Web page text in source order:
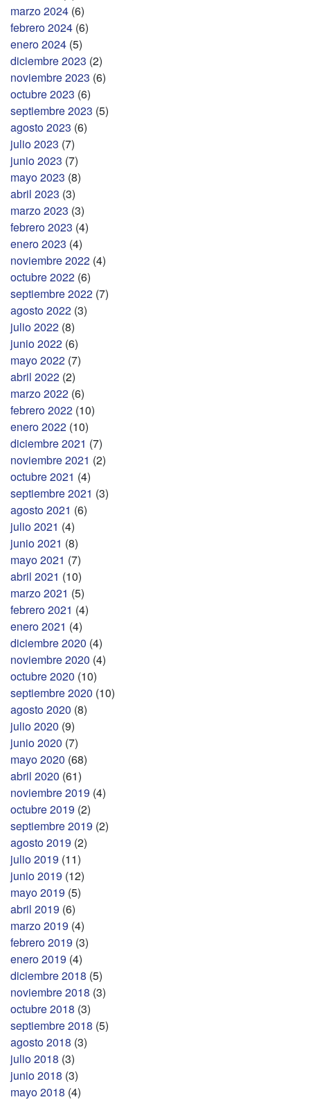
marzo 2024 (6)
febrero 2024 (6)
enero 2024 (5)
diciembre 2023 (2)
noviembre 2023 (6)
octubre 2023 (6)
septiembre 2023 (5)
agosto 2023 (6)
julio 2023 (7)
junio 2023 (7)
mayo 2023 (8)
abril 2023 (3)
marzo 2023 (3)
febrero 2023 (4)
enero 2023 (4)
noviembre 2022 (4)
octubre 2022 (6)
septiembre 2022 (7)
agosto 2022 (3)
julio 2022 (8)
junio 2022 (6)
mayo 2022 (7)
abril 2022 (2)
marzo 2022 (6)
febrero 2022 (10)
enero 2022 (10)
diciembre 2021 (7)
noviembre 2021 (2)
octubre 2021 (4)
septiembre 2021 (3)
agosto 2021 (6)
julio 2021 (4)
junio 2021 (8)
mayo 2021 (7)
abril 2021 (10)
marzo 2021 (5)
febrero 2021 (4)
enero 2021 (4)
diciembre 2020 (4)
noviembre 2020 (4)
octubre 2020 (10)
septiembre 2020 (10)
agosto 2020 (8)
julio 2020 (9)
junio 2020 (7)
mayo 2020 (68)
abril 2020 (61)
noviembre 2019 (4)
octubre 2019 (2)
septiembre 2019 (2)
agosto 2019 (2)
julio 2019 (11)
junio 2019 (12)
mayo 2019 (5)
abril 2019 (6)
marzo 2019 (4)
febrero 2019 (3)
enero 2019 (4)
diciembre 2018 (5)
noviembre 2018 (3)
octubre 2018 (3)
septiembre 2018 (5)
agosto 2018 (3)
julio 2018 (3)
junio 2018 (3)
mayo 2018 (4)